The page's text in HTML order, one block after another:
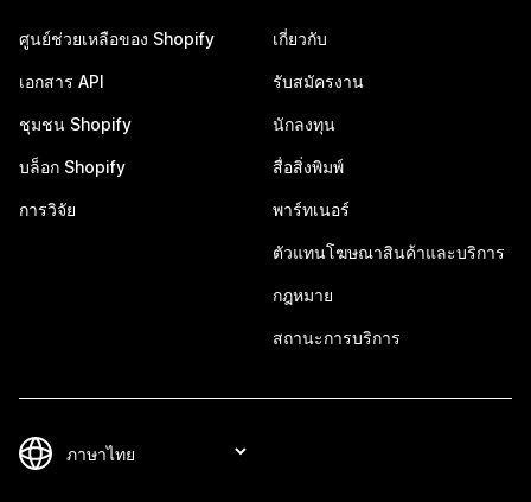
ศูนย์ช่วยเหลือของ Shopify
เอกสาร API
ชุมชน Shopify
บล็อก Shopify
การวิจัย
เกี่ยวกับ
รับสมัครงาน
นักลงทุน
สื่อสิ่งพิมพ์
พาร์ทเนอร์
ตัวแทนโฆษณาสินค้าและบริการ
กฎหมาย
สถานะการบริการ